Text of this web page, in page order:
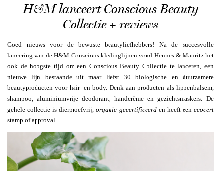
H&M lanceert Conscious Beauty
Collectie + reviews
Goed nieuws voor de bewuste beautyliefhebbers! Na de succesvolle
lancering van de H&M Conscious kledinglijnen vond Hennes & Mauritz het
ook de hoogste tijd om een Conscious Beauty Collectie te lanceren, een
nieuwe lijn bestaande uit maar liefst 30 biologische en duurzamere
beautyproducten voor hair- en body. Denk aan producten als lippenbalsem,
shampoo, aluminiumvrije deodorant, handcrème en gezichtsmaskers. De
gehele collectie is dierproefvrij,organic gecertificeerden heeft eenecocert
stamp of approval.